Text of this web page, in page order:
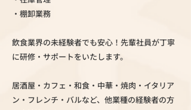
・棚卸業務
飲食業界の未経験者でも安心！先輩社員が丁寧
に研修・サポートをいたします。
居酒屋・カフェ・和食・中華・焼肉・イタリア
ン・フレンチ・バルなど、他業種の経験者の方